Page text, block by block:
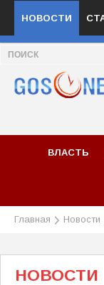
НОВОСТИ
ВЛАСТЬ
Главная Новости
НОВОСТИ